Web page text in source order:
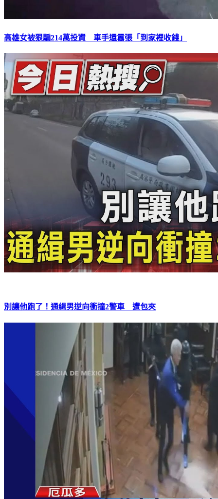
高雄女被狠騙214萬投資 車手還囂張「到家裡收錢」
別讓他跑了！通緝男逆向衝撞2警車 遭包夾